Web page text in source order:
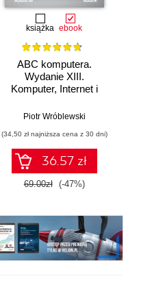
książka ebook
ABC komputera.
Wydanie XIII.
Komputer, Internet i
inteligencja
Piotr Wróblewski
(34,50 zł najniższa cena z 30 dni)
36.57 zł
69.00zł (-47%)